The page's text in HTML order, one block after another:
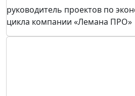
руководитель проектов по
цикла компании «Лемана ПРО»